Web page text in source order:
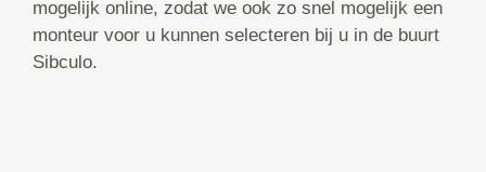
mogelijk online, zodat we ook zo snel mogelijk een
monteur voor u kunnen selecteren bij u in de buurt
Sibculo.